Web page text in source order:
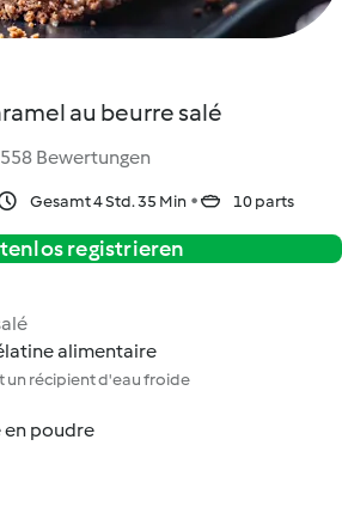
au beurre salé
558 Bewertungen
Gesamt 4 Std. 35 Min 10 parts
registrieren
alimentaire
un récipient d'eau froide
en poudre